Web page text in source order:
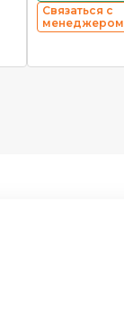
Связаться с
менеджером